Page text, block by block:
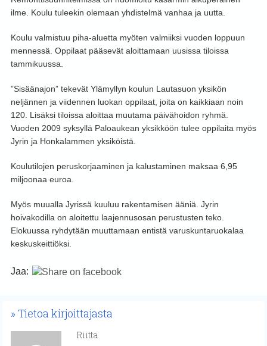
ilme. Koulu tuleekin olemaan yhdistelmä vanhaa ja uutta.
Koulu valmistuu piha-aluetta myöten valmiiksi vuoden loppuun
mennessä. Oppilaat pääsevät aloittamaan uusissa tiloissa
tammikuussa.
”Sisäänajon” tekevät Ylämyllyn koulun Lautasuon yksikön
neljännen ja viidennen luokan oppilaat, joita on kaikkiaan noin
120. Lisäksi tiloissa aloittaa muutama päivähoidon ryhmä.
Vuoden 2009 syksyllä Paloaukean yksikköön tulee oppilaita myös
Jyrin ja Honkalammen yksiköistä.
Koulutilojen peruskorjaaminen ja kalustaminen maksaa 6,95
miljoonaa euroa.
Myös muualla Jyrissä kuuluu rakentamisen ääniä. Jyrin
hoivakodilla on aloitettu laajennusosan perustusten teko.
Elokuussa ryhdytään muuttamaan entistä varuskuntaruokalaa
keskuskeittiöksi.
Jaa:
Tietoa kirjoittajasta
Riitta